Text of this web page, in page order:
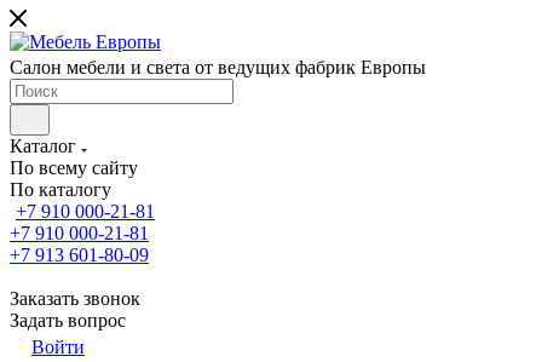
Салон мебели и света от ведущих фабрик Европы
Каталог
По всему сайту
По каталогу
+7 910 000-21-81
+7 910 000-21-81
+7 913 601-80-09
Заказать звонок
Задать вопрос
Войти